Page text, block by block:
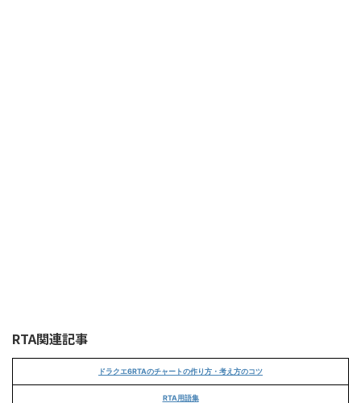
RTA関連記事
ドラクエ6RTAのチャートの作り方・考え方のコツ
RTA用語集